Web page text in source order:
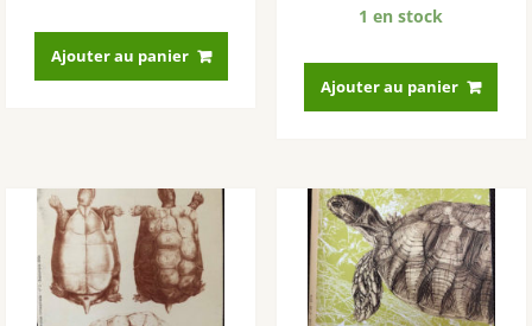
Ajouter au panier
1 en stock
Ajouter au panier